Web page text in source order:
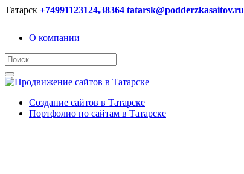
Татарск +74991123124,38364 tatarsk@podderzkasaitov.ru
О компании
Создание сайтов в Татарске
Портфолио по сайтам в Татарске